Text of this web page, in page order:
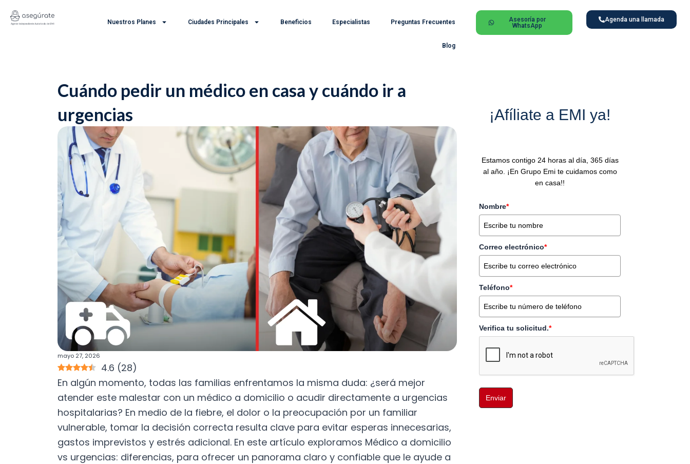
Nuestros Planes Ciudades Principales Beneficios Especialistas Preguntas Frecuentes
Blog
Asesoría por
WhatsApp
Agenda una llamada
Cuándo pedir un médico en casa y cuándo ir a
urgencias
mayo 27, 2026
4.6 (28)
En algún momento, todas las familias enfrentamos la misma duda: ¿será mejor
atender este malestar con un médico a domicilio o acudir directamente a urgencias
hospitalarias? En medio de la fiebre, el dolor o la preocupación por un familiar
vulnerable, tomar la decisión correcta resulta clave para evitar esperas innecesarias,
gastos imprevistos y estrés adicional. En este artículo exploramos Médico a domicilio
vs urgencias: diferencias, para ofrecer un panorama claro y confiable que le ayude a
¡Afíliate a EMI ya!
Estamos contigo 24 horas al día, 365 días
al año. ¡En Grupo Emi te cuidamos como
en casa!!
Nombre*
Correo electrónico*
Teléfono*
Verifica tu solicitud.*
Enviar